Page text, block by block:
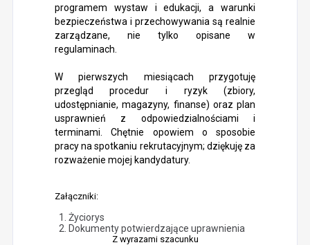
programem wystaw i edukacji, a warunki
bezpieczeństwa i przechowywania są realnie
zarządzane, nie tylko opisane w
regulaminach.
W pierwszych miesiącach przygotuję
przegląd procedur i ryzyk (zbiory,
udostępnianie, magazyny, finanse) oraz plan
usprawnień z odpowiedzialnościami i
terminami. Chętnie opowiem o sposobie
pracy na spotkaniu rekrutacyjnym; dziękuję za
rozważenie mojej kandydatury.
Załączniki:
Życiorys
Dokumenty potwierdzające uprawnienia
Z wyrazami szacunku